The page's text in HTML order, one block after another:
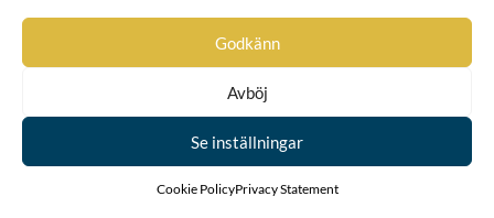
Godkänn
Avböj
Se inställningar
Cookie PolicyPrivacy Statement
1382
Clerck
806
Cletzer
Clodt (von Jürgensburg)
Cockenhausen (Kockenhausen)
Ointroducerad
Conders ab (van) Helpen
von Conowen